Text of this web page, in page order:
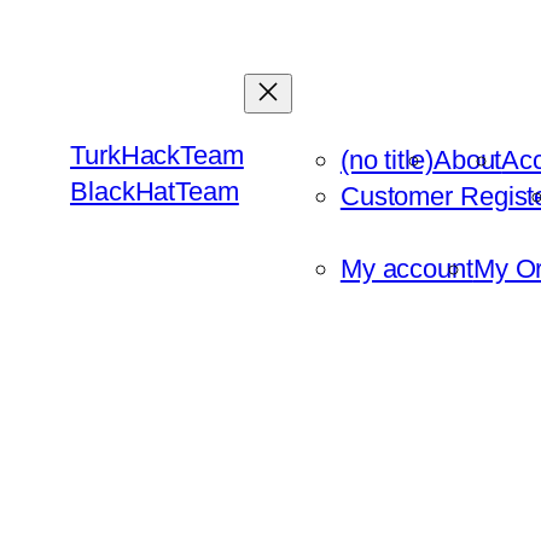
TurkHackTeam
BlackHatTeam
(no title)About
Customer
My accountMy